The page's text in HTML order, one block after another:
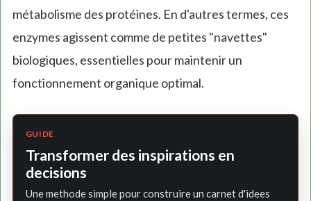
métabolisme des protéines. En d'autres termes, ces
enzymes agissent comme de petites "navettes"
biologiques, essentielles pour maintenir un
fonctionnement organique optimal.
GUIDE
Transformer des inspirations en
decisions
Une methode simple pour construire un carnet d'idees